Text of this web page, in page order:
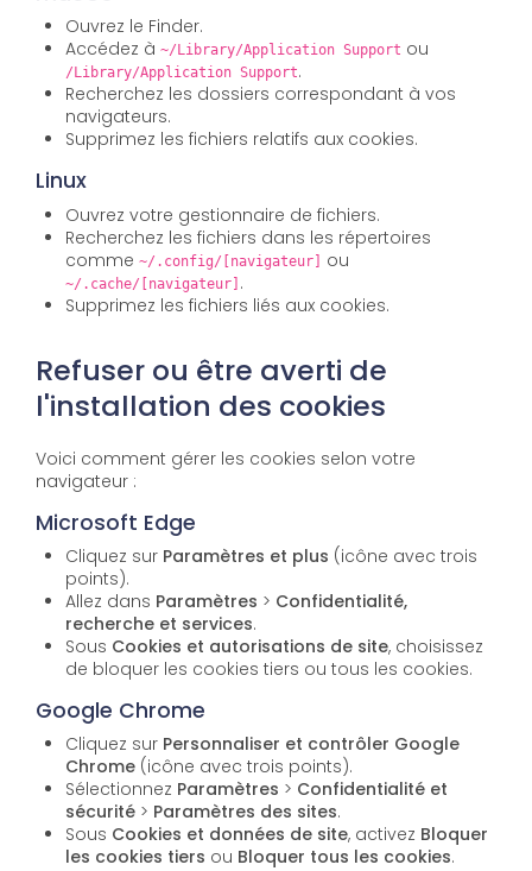
Ouvrez le Finder.
Accédez à~/Library/Application Support ou
/Library/Application Support.
Recherchez les dossiers correspondant à vos
navigateurs.
Supprimez les fichiers relatifs aux cookies.
Linux
Ouvrez votre gestionnaire de fichiers.
Recherchez les fichiers dans les répertoires
comme~/.config/[navigateur] ou
~/.cache/[navigateur] .
Supprimez les fichiers liés aux cookies.
Refuser ou être averti de
l'installation des cookies
Voici comment gérer les cookies selon votre
navigateur :
Microsoft Edge
Cliquez sur Paramètres et plus (icône avec trois
points).
Allez dans Paramètres > Confidentialité,
recherche et services.
Sous Cookies et autorisations de site, choisissez
de bloquer les cookies tiers ou tous les cookies.
Google Chrome
Cliquez sur Personnaliser et contrôler Google
Chrome (icône avec trois points).
Sélectionnez Paramètres > Confidentialité et
sécurité > Paramètres des sites.
Sous Cookies et données de site, activez Bloquer
les cookies tiers ou Bloquer tous les cookies.